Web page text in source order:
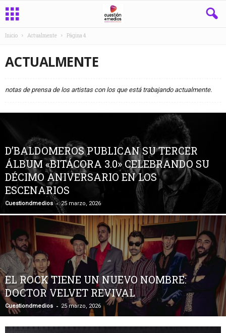
Inicio Actualmente Página 4
ACTUALMENTE
notas de prensa de los artistas con los que está trabajando actualmente.
D’BALDOMEROS PUBLICAN SU TERCER
ÁLBUM «BITÁCORA 3.0» CELEBRANDO SU
DÉCIMO ANIVERSARIO EN LOS
ESCENARIOS
Cuestiondmedios - 25 marzo, 2026
EL ROCK TIENE UN NUEVO NOMBRE:
DOCTOR VELVET REVIVAL
Cuestiondmedios - 25 marzo, 2026